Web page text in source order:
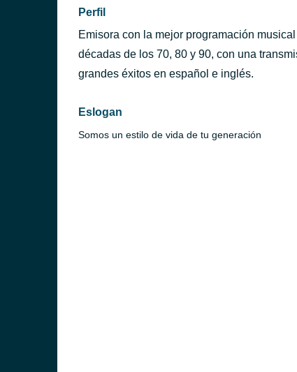
Perfil
Emisora con la mejor programación
décadas de los 70, 80 y 90, con una
grandes éxitos en español e inglés.
Eslogan
Somos un estilo de vida de tu generación